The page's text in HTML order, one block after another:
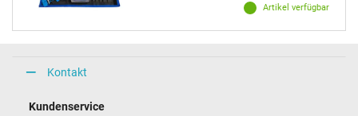
Artikel verfügbar
Kontakt
Kundenservice